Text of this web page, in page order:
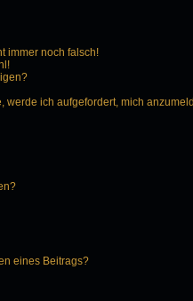
immer noch falsch!
werde ich aufgefordert, mich
eines Beitrags?